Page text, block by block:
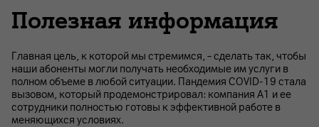
Полезная информация
Главная цель, к которой мы стремимся, – сделать так, чтобы
наши абоненты могли получать необходимые им услуги в
полном объеме в любой ситуации. Пандемия COVID-19 стала
вызовом, который продемонстрировал: компания А1 и ее
сотрудники полностью готовы к эффективной работе в
меняющихся условиях.